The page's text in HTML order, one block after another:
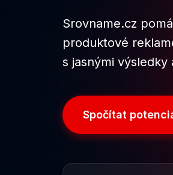
Srovname.cz
produktové
s jasnými
Spočítat